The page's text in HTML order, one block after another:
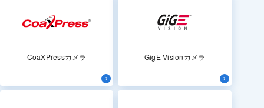
CoaXPressカメラ GigE Visionカメラ